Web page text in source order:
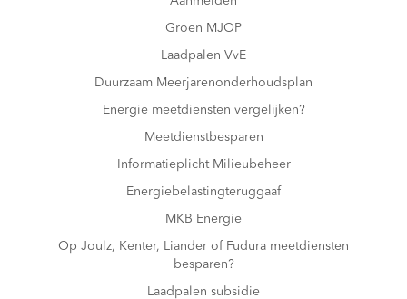
Groen MJOP
Laadpalen VvE
Duurzaam Meerjarenonderhoudsplan
Energie meetdiensten vergelijken?
Meetdienstbesparen
Informatieplicht Milieubeheer
Energiebelastingteruggaaf
MKB Energie
Op Joulz, Kenter, Liander of Fudura meetdiensten
besparen?
Laadpalen subsidie